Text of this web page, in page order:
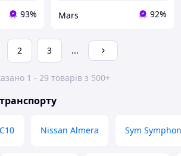
93% Mars 92%
2 3 ...
1 - 29 товарів з 500+
Nissan Almera Sym